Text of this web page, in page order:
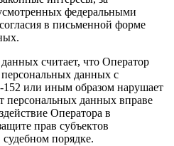
федеральными
в письменной форме
считает, что Оператор
персональных данных с
или иным образом нарушает
персональных данных вправе
Оператора в
прав субъектов
порядке.